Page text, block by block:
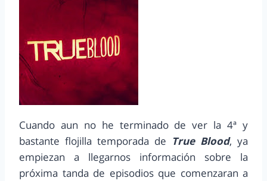
Cuando aun no he terminado de ver la 4ª y
bastante flojilla temporada de True Blood, ya
empiezan a llegarnos información sobre la
próxima tanda de episodios que comenzaran a